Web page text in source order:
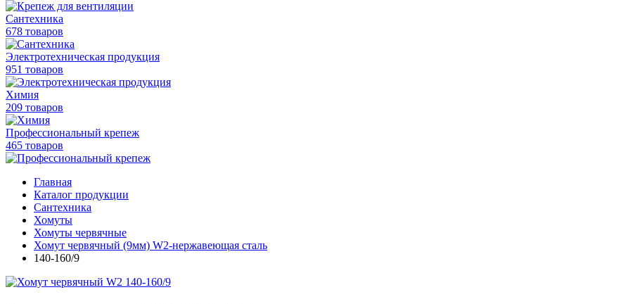
Сантехника
678 товаров
Электротехническая продукция
951 товаров
Химия
209 товаров
Профессиональный крепеж
465 товаров
Главная
Каталог продукции
Сантехника
Хомуты
Хомуты червячные
Хомут червячный (9мм) W2-нержавеющая сталь
140-160/9